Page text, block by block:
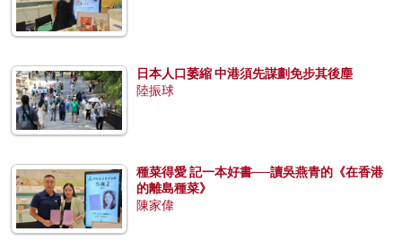
日本人口萎縮 中港須先謀劃免步其後塵
陸振球
種菜得愛 記一本好書──讀吳燕青的《在香港
的離島種菜》
陳家偉